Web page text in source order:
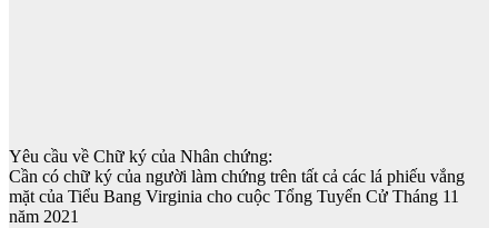
Yêu cầu về Chữ ký của Nhân chứng:
Cần có chữ ký của người làm chứng trên tất cả các lá phiếu vắng
mặt của Tiểu Bang Virginia cho cuộc Tổng Tuyển Cử Tháng 11
năm 2021